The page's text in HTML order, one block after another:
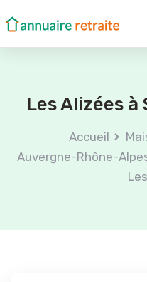
Les Alizées
Accueil
Auvergne-Rhône-